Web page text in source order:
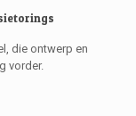
die ontwerp en
vorder.